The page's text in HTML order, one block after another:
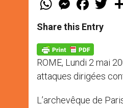
t
s
p
p
e
s
e
g
e
r
a
e
b
k
w
Share this Entry
ROME, Lundi 2 mai
attaques dirigées
L’archevêque de